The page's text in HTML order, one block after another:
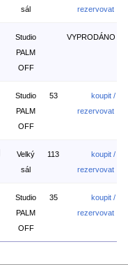
sál
rezervovat
Studio
PALM
OFF
VYPRODÁNO
Studio
PALM
OFF
53
koupit /
rezervovat
Velký
sál
113
koupit /
rezervovat
Studio
PALM
OFF
35
koupit /
rezervovat